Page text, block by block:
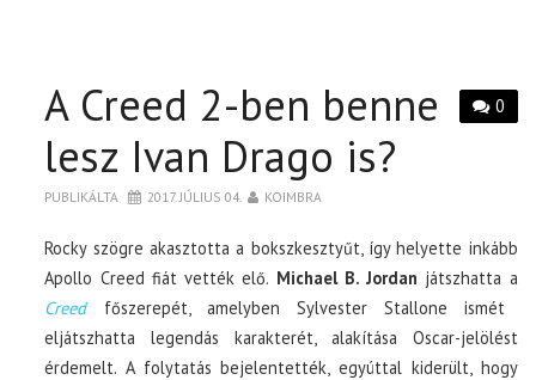
0
A Creed 2-ben benne
lesz Ivan Drago is?
PUBLIKÁLTA 2017. JÚLIUS 04. KOIMBRA
Rocky szögre akasztotta a bokszkesztyűt, így helyette inkább
Apollo Creed fiát vették elő. Michael B. Jordan játszhatta a
Creedfőszerepét, amelyben Sylvester Stallone ismét
eljátszhatta legendás karakterét, alakítása Oscar-jelölést
érdemelt. A folytatás bejelentették, egyúttal kiderült, hogy